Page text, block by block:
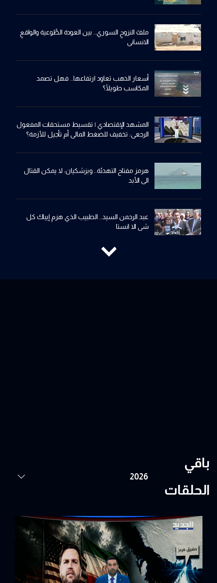
ملفّ النزوحِ السوري.. بين العودة الطَّوعية والواقعِ
الانساني
أسعار الذهب تعاود ارتفاعها.. فهل تصمد
المكاسب طويلًا؟
المشهد الإقتصادي | تقسيط مستحقات المفعول
الرجعي: تخفيف للضغط المالي أم تأجيل للأزمة؟
هرمز مفتاح التهدئة.. وبزشكيان: لا يمكن القتال
الى الأبد
عبد الرحمن السيد.. الطبيب الذي هزم إيباك كل
شي الا انستا
باقي
الحلقات